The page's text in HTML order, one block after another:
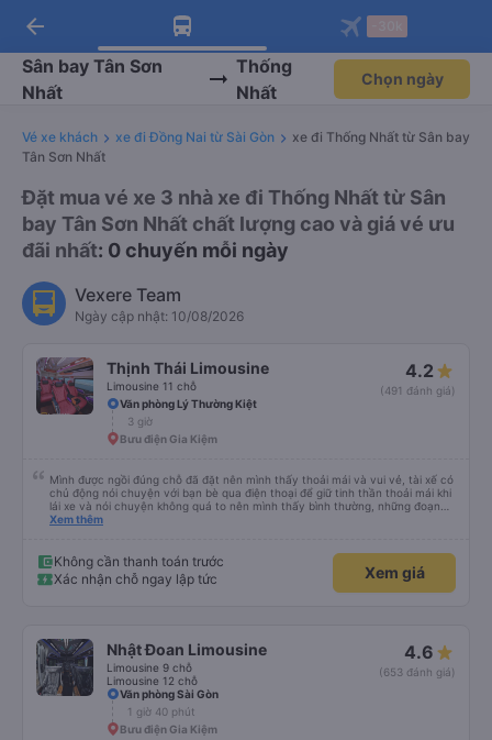
Tải app Vexere ngay!
Nhận ưu đãi thành viên độc
quyền
Mở app
Tải app Vexere
-30k/ghế khi đặt vé máy bay qua
app
Mở app
arrow_back
Sân bay Tân Sơn
Nhất
Thống
Nhất
Chọn ngày
Vé xe khách xe đi Đồng Nai từ Sài Gòn
xe đi Thống Nhất từ Sân bay
Tân Sơn Nhất
Đặt mua vé xe 3 nhà xe đi Thống Nhất từ Sân
bay Tân Sơn Nhất chất lượng cao và giá vé ưu
đãi nhất: 0 chuyến mỗi ngày
Vexere Team
Ngày cập nhật: 10/08/2026
Thịnh Thái Limousine
Limousine 11 chỗ
4.2
(491 đánh giá)
Văn phòng Lý Thường Kiệt
3 giờ
Bưu điện Gia Kiệm
Mình được ngồi đúng chỗ đã đặt nên mình thấy thoải mái và vui vẻ, tài xế có
chủ động nói chuyện với bạn bè qua điện thoại để giữ tinh thần thoải mái khi
lái xe và nói chuyện không quá to nên mình thấy bình thường, những đoạn
cần tập trung như vào đường đèo thì tài xế ngừng lại để tập trung. Tài xế
sạch, thoải mái không mùi nhiều.
Xem thêm
Không cần thanh toán trước
Xác nhận chỗ ngay lập tức
Xem giá
Nhật Đoan Limousine
Limousine 9 chỗ
Limousine 12 chỗ
4.6
(653 đánh giá)
Văn phòng Sài Gòn
1 giờ 40 phút
Bưu điện Gia Kiệm